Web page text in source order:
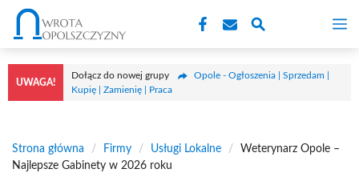
Przejdź
treści
UWAGA!
Dołącz do nowej grupy
Opole - Ogłoszenia | Sprzedam |
Kupię | Zamienię | Praca
Strona główna / Firmy / Usługi Lokalne /
Weterynarz Opole –
Najlepsze Gabinety w 2026 roku